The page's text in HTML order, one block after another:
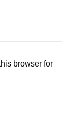
browser for